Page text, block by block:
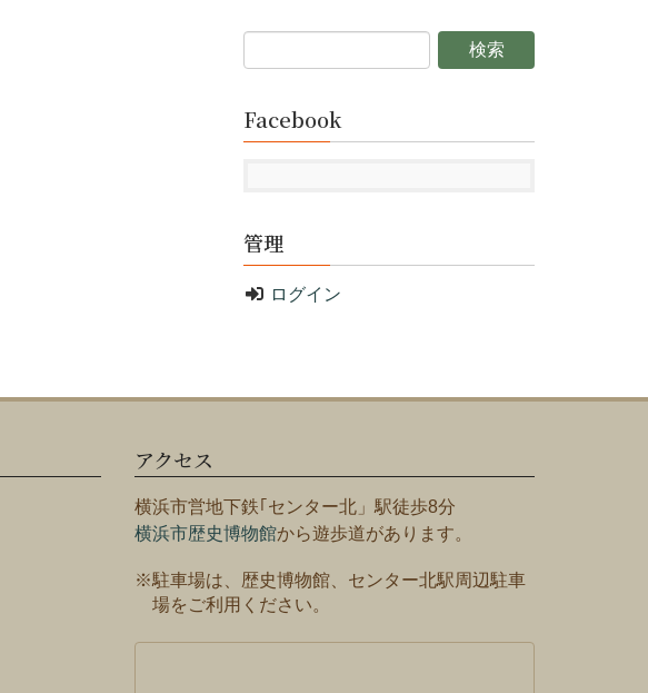
Facebook
管理
ログイン
アクセス
横浜市営地下鉄｢センター北」駅徒歩8分
横浜市歴史博物館から遊歩道があります。
※駐車場は、歴史博物館、センター北駅周辺駐車
場をご利用ください。